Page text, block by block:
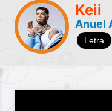
Keii
Anuel
Letra